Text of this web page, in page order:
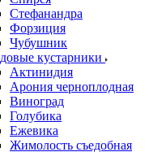
Стефанандра
Форзиция
Чубушник
кустарники
Актинидия
Арония черноплодная
Виноград
Голубика
Ежевика
Жимолость съедобная